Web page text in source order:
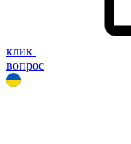
клик
вопрос